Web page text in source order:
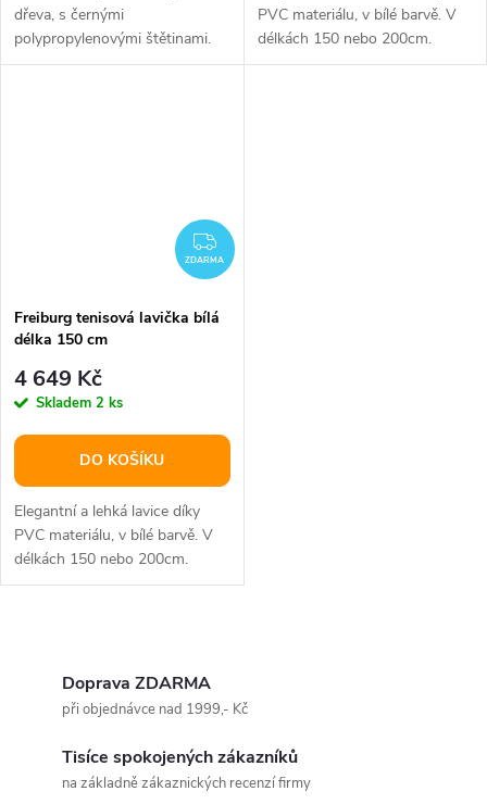
dřeva, s černými
polypropylenovými štětinami.
Spodní strana s
PVC materiálu, v bílé barvě. V
délkách 150 nebo 200cm.
ZDARMA
ZDARMA
Freiburg tenisová lavička bílá
délka 150 cm
4 649 Kč
Skladem 2 ks
DO KOŠÍKU
Elegantní a lehká lavice díky
PVC materiálu, v bílé barvě. V
délkách 150 nebo 200cm.
Doprava ZDARMA
při objednávce nad 1999,- Kč
Tisíce spokojených zákazníků
na základně zákaznických recenzí firmy